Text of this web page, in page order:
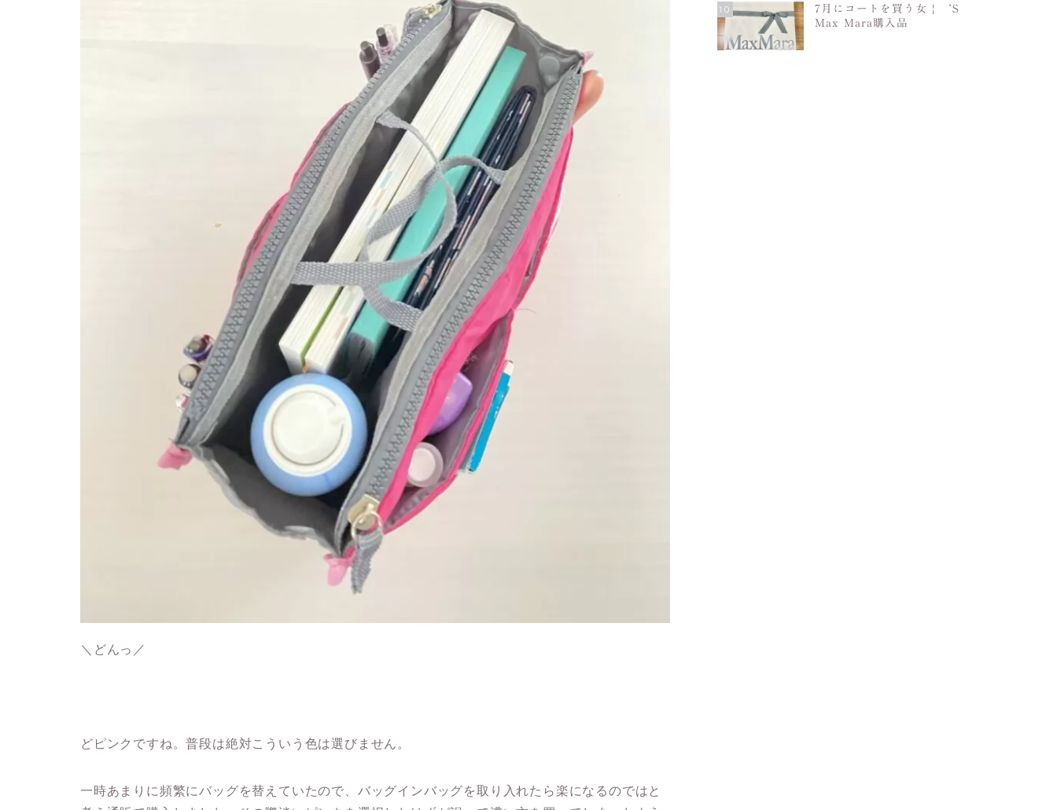
＼どんっ／
どピンクですね。普段は絶対こういう色は選びません。
一時あまりに頻繁にバッグを替えていたので、バッグインバッグを取り入れたら楽になるのではと
10
7月にコートを買う女 | ‘S
Max Mara購入品